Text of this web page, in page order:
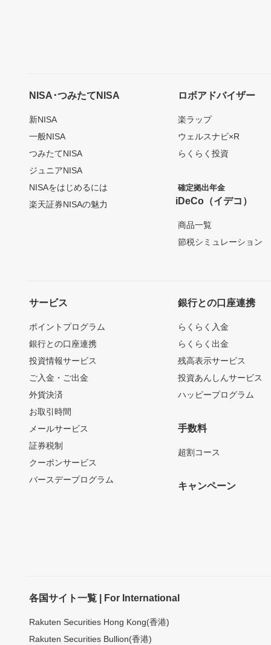
NISA･つみたてNISA
新NISA
一般NISA
つみたてNISA
ジュニアNISA
NISAをはじめるには
楽天証券NISAの魅力
ロボアドバイザー
楽ラップ
ウェルスナビ×R
らくらく投資
確定拠出年金
iDeCo（イデコ）
商品一覧
節税シミュレーション
サービス
ポイントプログラム
銀行との口座連携
投資情報サービス
ご入金・ご出金
外貨決済
お取引時間
メールサービス
証券税制
クーポンサービス
バースデープログラム
銀行との口座連携
らくらく入金
らくらく出金
残高表示サービス
投資あんしんサービス
ハッピープログラム
手数料
超割コース
キャンペーン
各国サイト一覧 | For International
Rakuten Securities Hong Kong(香港)
Rakuten Securities Bullion(香港)